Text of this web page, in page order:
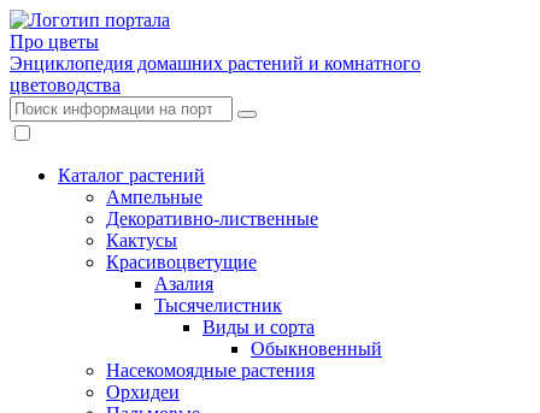
Про цветы
Энциклопедия домашних растений и комнатного
цветоводства
Каталог растений
Ампельные
Декоративно-лиственные
Кактусы
Красивоцветущие
Азалия
Тысячелистник
Виды и сорта
Обыкновенный
Насекомоядные растения
Орхидеи